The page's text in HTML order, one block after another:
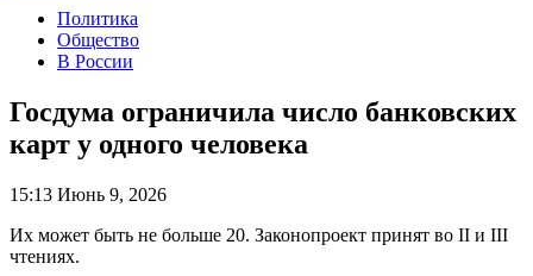
Политика
Общество
В России
Госдума ограничила число банковских
карт у одного человека
15:13 Июнь 9, 2026
Их может быть не больше 20. Законопроект принят во II и III
чтениях.